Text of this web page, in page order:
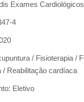
Exames
4
/ Fisioterapia /
/ Reabilitação cardíaca
Eletivo